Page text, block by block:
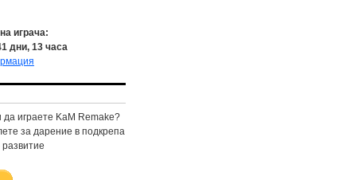
играча:
дни, 13часа
да играете KaM Remake?
за дарение в подкрепа